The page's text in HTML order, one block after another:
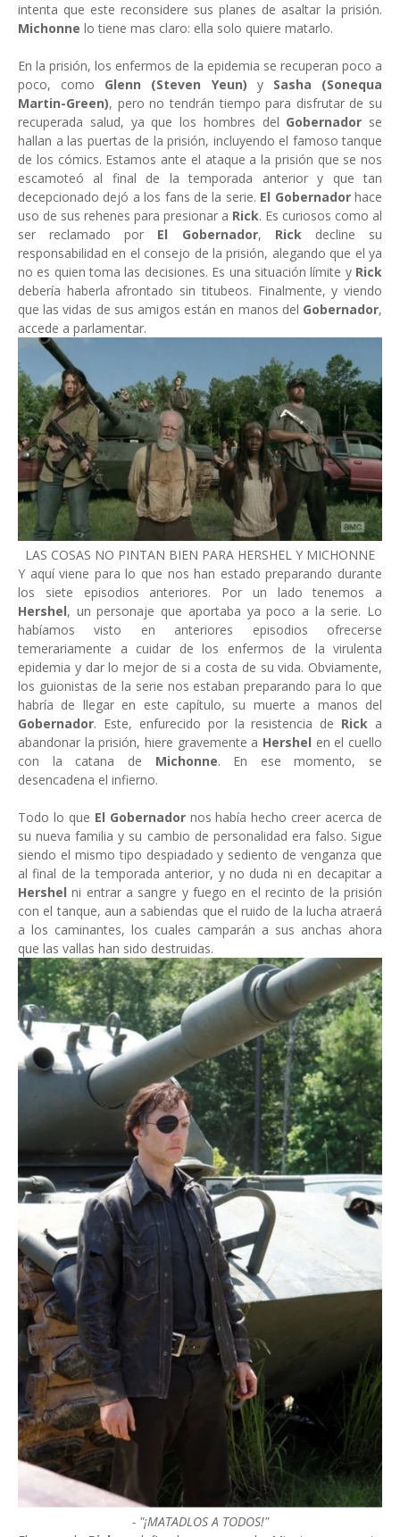
intenta que este reconsidere sus planes de asaltar la prisión.
Michonne lo tiene mas claro: ella solo quiere matarlo.
En la prisión, los enfermos de la epidemia se recuperan poco a
poco, como Glenn (Steven Yeun) y Sasha (Sonequa
Martin-Green), pero no tendrán tiempo para disfrutar de su
recuperada salud, ya que los hombres del Gobernador se
hallan a las puertas de la prisión, incluyendo el famoso tanque
de los cómics. Estamos ante el ataque a la prisión que se nos
escamoteó al final de la temporada anterior y que tan
decepcionado dejó a los fans de la serie. El Gobernadorhace
uso de sus rehenes para presionar a Rick. Es curiosos como al
ser reclamado por El Gobernador, Rick decline su
responsabilidad en el consejo de la prisión, alegando que el ya
no es quien toma las decisiones. Es una situación límite y Rick
debería haberla afrontado sin titubeos. Finalmente, y viendo
que las vidas de sus amigos están en manos del Gobernador,
accede a parlamentar.
LAS COSAS NO PINTAN BIEN PARA HERSHEL Y MICHONNE
Y aquí viene para lo que nos han estado preparando durante
los siete episodios anteriores. Por un lado tenemos a
Hershel, un personaje que aportaba ya poco a la serie. Lo
habíamos visto en anteriores episodios ofrecerse
temerariamente a cuidar de los enfermos de la virulenta
epidemia y dar lo mejor de si a costa de su vida. Obviamente,
los guionistas de la serie nos estaban preparando para lo que
habría de llegar en este capítulo, su muerte a manos del
Gobernador. Este, enfurecido por la resistencia de Rick a
abandonar la prisión, hiere gravemente a Hershel en el cuello
con la catana de Michonne. En ese momento, se
desencadena el infierno.
Todo lo que El Gobernador nos había hecho creer acerca de
su nueva familia y su cambio de personalidad era falso. Sigue
siendo el mismo tipo despiadado y sediento de venganza que
al final de la temporada anterior, y no duda ni en decapitar a
Hershelni entrar a sangre y fuego en el recinto de la prisión
con el tanque, aun a sabiendas que el ruido de la lucha atraerá
a los caminantes, los cuales camparán a sus anchas ahora
que las vallas han sido destruidas.
- "¡MATADLOS A TODOS!"